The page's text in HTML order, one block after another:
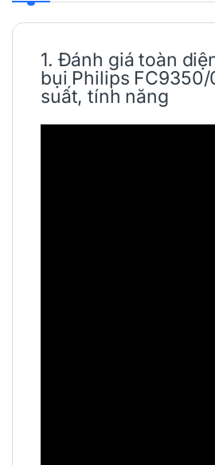
1. Đánh giá toàn
bụi Philips FC9350/
suất, tính năng